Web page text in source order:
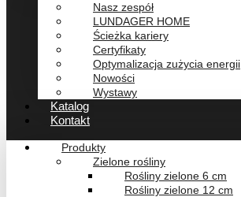
Nasz zespół
LUNDAGER HOME
Ścieżka kariery
Certyfikaty
Optymalizacja zużycia energii
Nowości
Wystawy
Katalog
Kontakt
Produkty
Zielone rośliny
Rośliny zielone 6 cm
Rośliny zielone 12 cm